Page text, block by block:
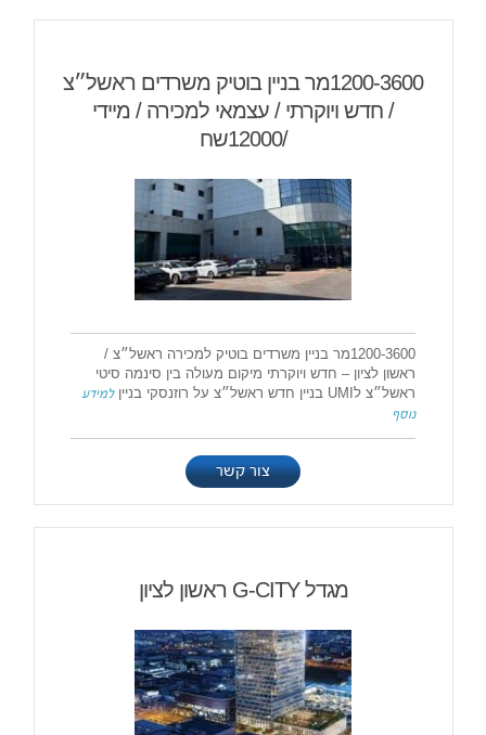
1200-3600מר בניין בוטיק משרדים ראשל״צ
/ חדש ויוקרתי / עצמאי למכירה / מיידי
/12000שח
1200-3600מר בניין משרדים בוטיק למכירה ראשל״צ /
ראשון לציון – חדש ויוקרתי מיקום מעולה בין סינמה סיטי
ראשל״צ לUMI בניין חדש ראשל״צ על רוזנסקי בניין
למידע
נוסף
צור קשר
מגדל G-CITY ראשון לציון